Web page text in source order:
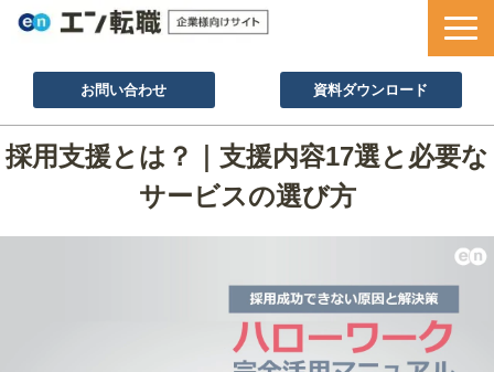
お問い合わせ 資料ダウンロード
サービス一覧
採用ノウハウ
お役立ち資料
採用支援とは？｜支援内容17選と必要な
サービスの選び方